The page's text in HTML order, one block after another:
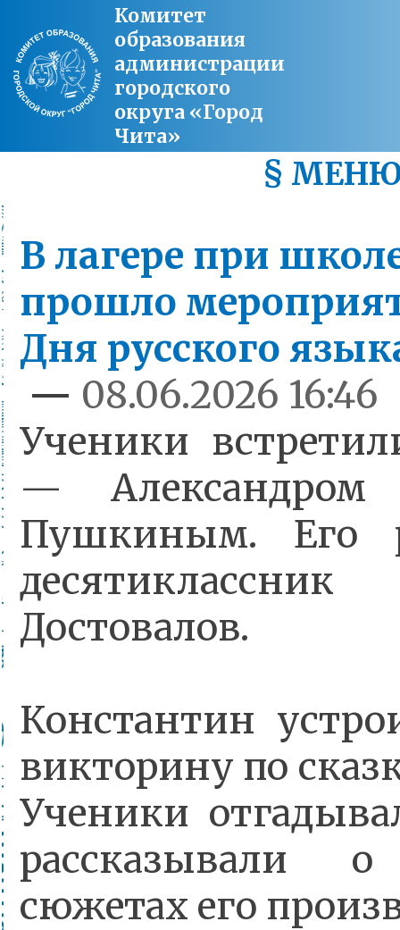
Комитет
образования
администрации
городского
округа «Город
Чита»
§
В лагере при
прошло
Дня русского
— 08.06.2026 16:46
Ученики
— Александром
Пушкиным. Его
десятиклассник
Достовалов.
Константин
викторину по
Ученики
рассказывали
сюжетах его